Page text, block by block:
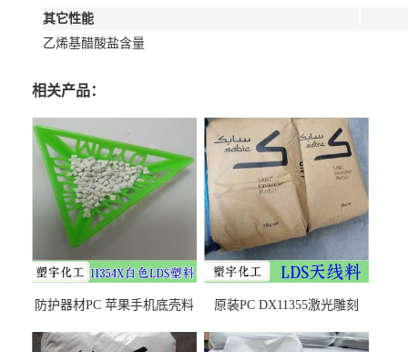
其它性能
乙烯基醋酸盐含量
相关产品：
防护器材PC 苹果手机底壳料
原装PC DX11355激光雕刻